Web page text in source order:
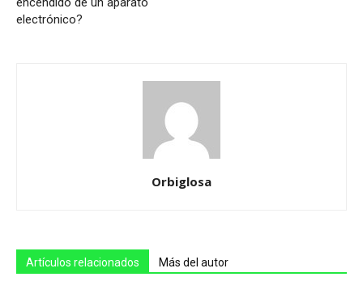
electrónico?
Orbiglosa
Artículos relacionados Más del autor